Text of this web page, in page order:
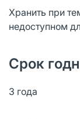
Хранить при
недоступном
Срок
3 года